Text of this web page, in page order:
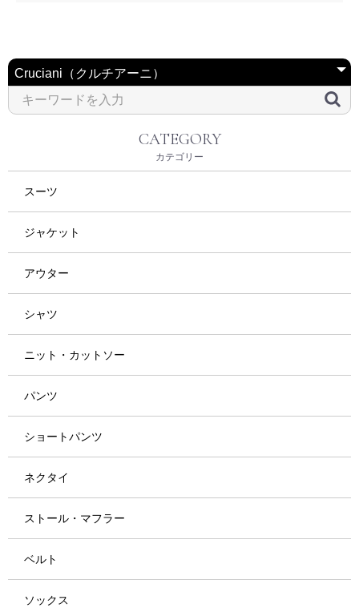
CATEGORY
カテゴリー
スーツ
ジャケット
アウター
シャツ
ニット・カットソー
パンツ
ショートパンツ
ネクタイ
ストール・マフラー
ベルト
ソックス